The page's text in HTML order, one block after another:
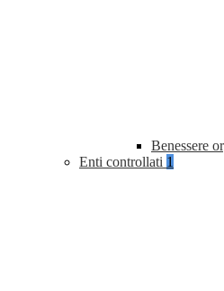
Benessere
Enti controllati 1